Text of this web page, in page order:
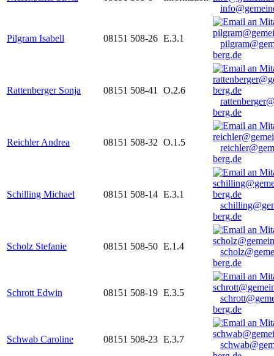
Pilgram Isabell 08151 508-26 E.3.1
berg.de
Rattenberger Sonja 08151 508-41
O.2.6
berg.de
Reichler Andrea 08151 508-32 O.1.5
berg.de
Schilling Michael 08151 508-14 E.3.1
berg.de
Scholz Stefanie 08151 508-50 E.1.4
berg.de
Schrott Edwin 08151 508-19 E.3.5
berg.de
Schwab Caroline 08151 508-23 E.3.7